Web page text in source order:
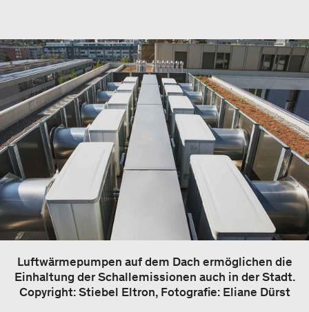
Luftwärmepumpen auf dem Dach ermöglichen die
Einhaltung der Schallemissionen auch in der Stadt.
Copyright: Stiebel Eltron, Fotografie: Eliane Dürst